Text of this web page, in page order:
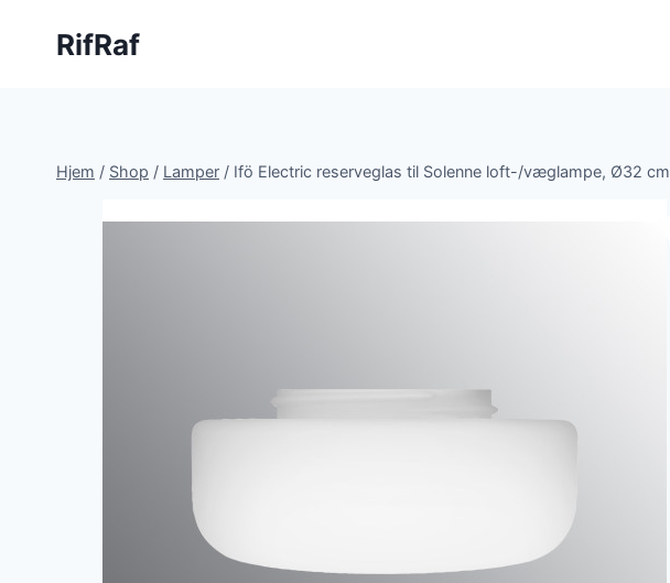
RifRaf
Hjem / Shop / Lamper / Ifö Electric reserveglas til Solenne loft-/væglampe, Ø32 cm